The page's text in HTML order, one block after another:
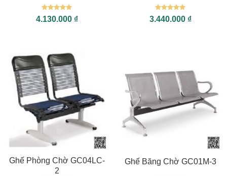
Được xếp
hạng55
4.130.000 ₫
Được xếp
hạng55
3.440.000 ₫
Ghế Phòng Chờ GC04LC-
2
Ghế Băng Chờ GC01M-3